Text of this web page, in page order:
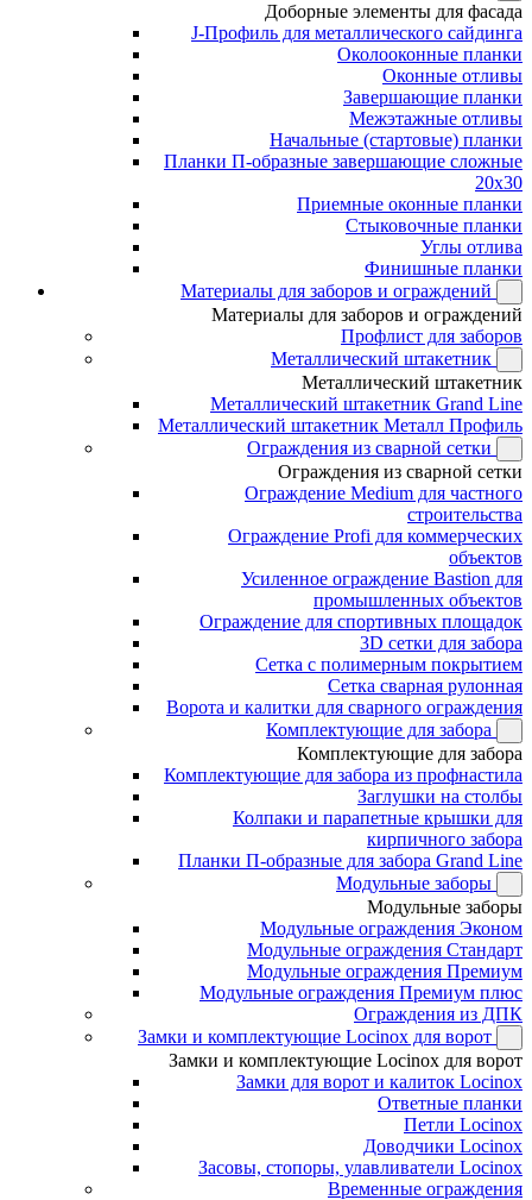
Доборные элементы для фасада
J-Профиль для металлического сайдинга
Околооконные планки
Оконные отливы
Завершающие планки
Межэтажные отливы
Начальные (стартовые) планки
Планки П-образные завершающие сложные
20x30
Приемные оконные планки
Стыковочные планки
Углы отлива
Финишные планки
Материалы для заборов и ограждений
Материалы для заборов и ограждений
Профлист для заборов
Металлический штакетник
Металлический штакетник
Металлический штакетник Grand Line
Металлический штакетник Металл Профиль
Ограждения из сварной сетки
Ограждения из сварной сетки
Ограждение Medium для частного
строительства
Ограждение Profi для коммерческих
объектов
Усиленное ограждение Bastion для
промышленных объектов
Ограждение для спортивных площадок
3D сетки для забора
Сетка с полимерным покрытием
Сетка сварная рулонная
Ворота и калитки для сварного ограждения
Комплектующие для забора
Комплектующие для забора
Комплектующие для забора из профнастила
Заглушки на столбы
Колпаки и парапетные крышки для
кирпичного забора
Планки П-образные для забора Grand Line
Модульные заборы
Модульные заборы
Модульные ограждения Эконом
Модульные ограждения Стандарт
Модульные ограждения Премиум
Модульные ограждения Премиум плюс
Ограждения из ДПК
Замки и комплектующие Locinox для ворот
Замки и комплектующие Locinox для ворот
Замки для ворот и калиток Locinox
Ответные планки
Петли Locinox
Доводчики Locinox
Засовы, стопоры, улавливатели Locinox
Временные ограждения